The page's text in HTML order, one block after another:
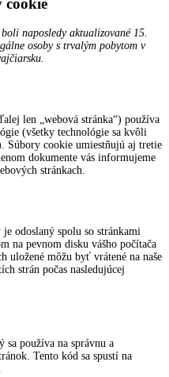
naposledy aktualizované 15.
osoby s trvalým pobytom v
len „webová stránka“) používa
(všetky technológie sa kvôli
Súbory cookie umiestňujú aj tretie
dokumente vás informujeme
stránkach.
odoslaný spolu so stránkami
na pevnom disku vášho počítača
uložené môžu byť vrátené na naše
strán počas nasledujúcej
používa na správnu a
Tento kód sa spustí na